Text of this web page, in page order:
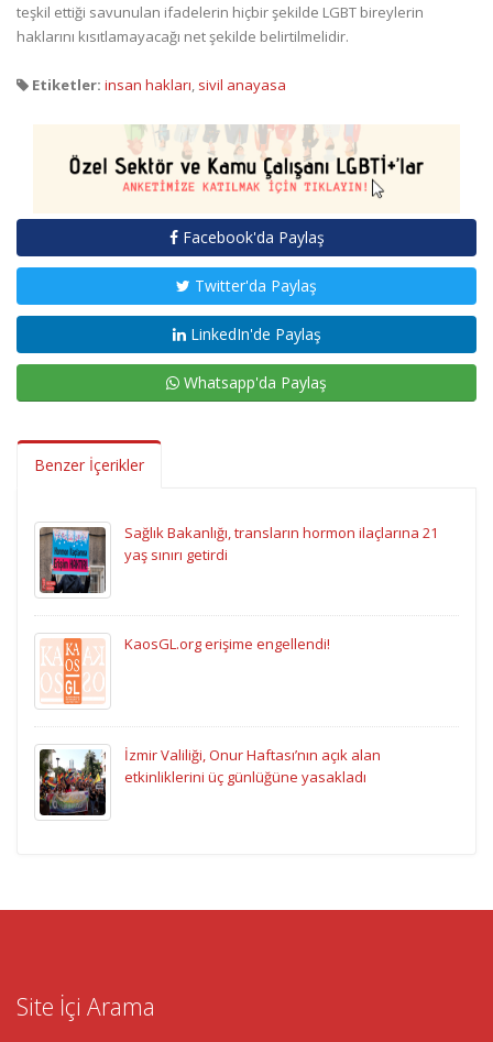
teşkil ettiği savunulan ifadelerin hiçbir şekilde LGBT bireylerin
haklarını kısıtlamayacağı net şekilde belirtilmelidir.
Etiketler: insan hakları, sivil anayasa
Facebook'da Paylaş
Twitter'da Paylaş
LinkedIn'de Paylaş
Whatsapp'da Paylaş
Benzer İçerikler
Sağlık Bakanlığı, transların hormon ilaçlarına 21
yaş sınırı getirdi
KaosGL.org erişime engellendi!
İzmir Valiliği, Onur Haftası’nın açık alan
etkinliklerini üç günlüğüne yasakladı
Site İçi Arama